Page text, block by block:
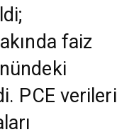
faiz
PCE verileri